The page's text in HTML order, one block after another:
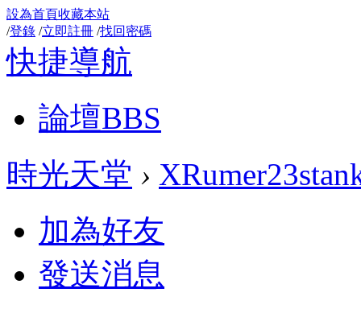
設為首頁收藏本站
/登錄 /立即註冊 /找回密碼
快捷導航
論壇BBS
時光天堂 ›
加為好友
發送消息